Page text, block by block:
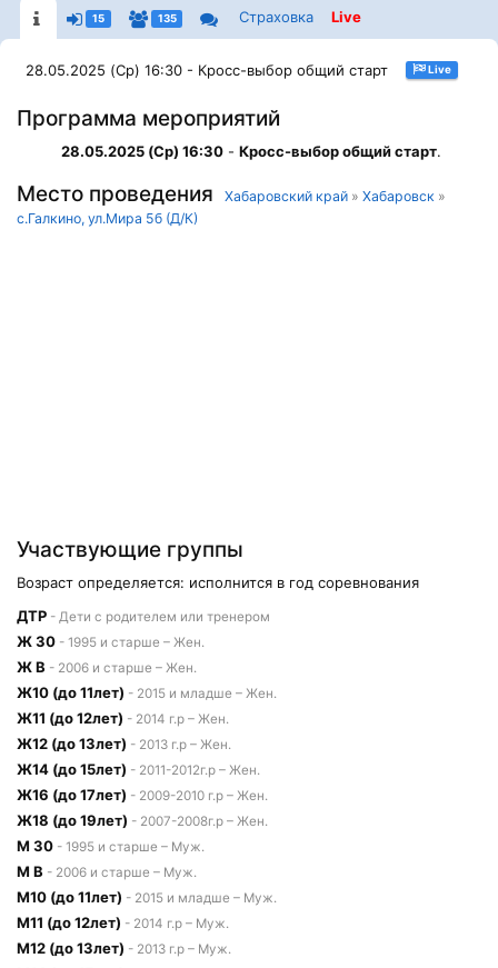
15 135 Страховка Live
28.05.2025 (Ср) 16:30 - Кросс-выбор общий старт Live
Программа мероприятий
28.05.2025 (Ср) 16:30 - Кросс-выбор общий старт.
Место проведения Хабаровский край » Хабаровск »
с.Галкино, ул.Мира 5б (Д/К)
Участвующие группы
Возраст определяется: исполнится в год соревнования
ДТР - Дети с родителем или тренером
Ж 30 - 1995 и старше – Жен.
Ж В - 2006 и старше – Жен.
Ж10 (до 11лет) - 2015 и младше – Жен.
Ж11 (до 12лет) - 2014 г.р – Жен.
Ж12 (до 13лет) - 2013 г.р – Жен.
Ж14 (до 15лет) - 2011-2012г.р – Жен.
Ж16 (до 17лет) - 2009-2010 г.р – Жен.
Ж18 (до 19лет) - 2007-2008г.р – Жен.
М 30 - 1995 и старше – Муж.
М В - 2006 и старше – Муж.
М10 (до 11лет) - 2015 и младше – Муж.
М11 (до 12лет) - 2014 г.р – Муж.
М12 (до 13лет) - 2013 г.р – Муж.